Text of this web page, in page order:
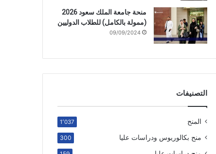
منحة جامعة الملك سعود 2026
(ممولة بالكامل) للطلاب الدوليين
09/09/2024
التصنيفات
المنح 1٬037
منح بكالوريوس ودراسات عليا 300